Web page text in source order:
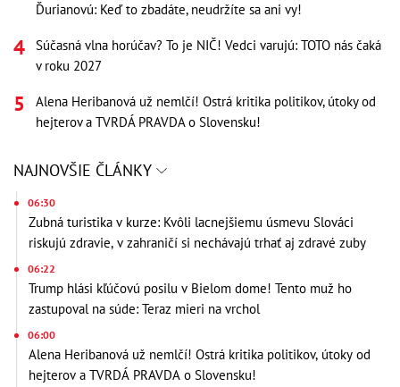
Ďurianovú: Keď to zbadáte, neudržíte sa ani vy!
Súčasná vlna horúčav? To je NIČ! Vedci varujú: TOTO nás čaká
v roku 2027
Alena Heribanová už nemlčí! Ostrá kritika politikov, útoky od
hejterov a TVRDÁ PRAVDA o Slovensku!
NAJNOVŠIE ČLÁNKY
06:30
Zubná turistika v kurze: Kvôli lacnejšiemu úsmevu Slováci
riskujú zdravie, v zahraničí si nechávajú trhať aj zdravé zuby
06:22
Trump hlási kľúčovú posilu v Bielom dome! Tento muž ho
zastupoval na súde: Teraz mieri na vrchol
06:00
Alena Heribanová už nemlčí! Ostrá kritika politikov, útoky od
hejterov a TVRDÁ PRAVDA o Slovensku!